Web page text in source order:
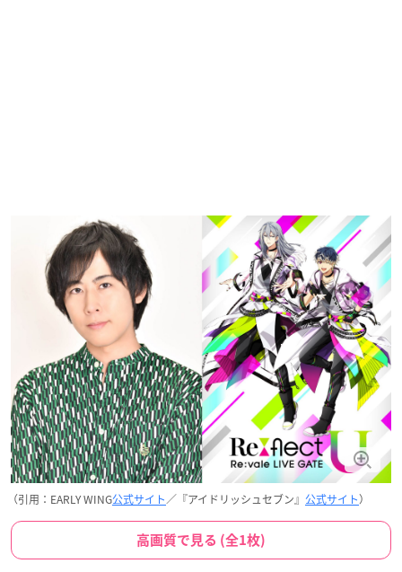
（引用：EARLY WING公式サイト／『アイドリッシュセブン』 公式サイト）
高画質で見る (全1枚)